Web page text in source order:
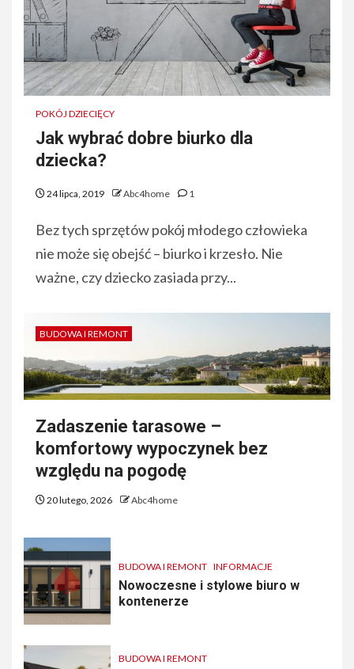
POKÓJ DZIECIĘCY
Jak wybrać dobre biurko dla
dziecka?
24 lipca, 2019 Abc4home 1
Bez tych sprzętów pokój młodego człowieka
nie może się obejść – biurko i krzesło. Nie
ważne, czy dziecko zasiada przy...
BUDOWA I REMONT
Zadaszenie tarasowe –
komfortowy wypoczynek bez
względu na pogodę
20 lutego, 2026 Abc4home
BUDOWA I REMONT INFORMACJE
Nowoczesne i stylowe biuro w
kontenerze
BUDOWA I REMONT